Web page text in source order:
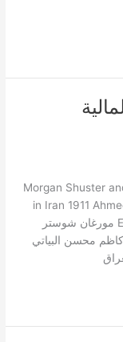
Morgan Shuster
in Iran 1911
Education || Mustansiriyah University || Iraq مورغان شوستر
والإدارية في إيران 1911 أحمد كاظم محسن البياتي